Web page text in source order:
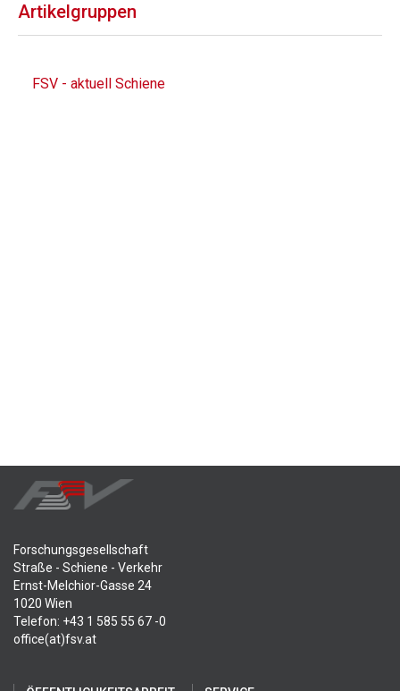
Artikelgruppen
FSV - aktuell Schiene
Forschungsgesellschaft
Straße - Schiene - Verkehr
Ernst-Melchior-Gasse 24
1020 Wien
Telefon: +43 1 585 55 67 -0
office(at)fsv.at